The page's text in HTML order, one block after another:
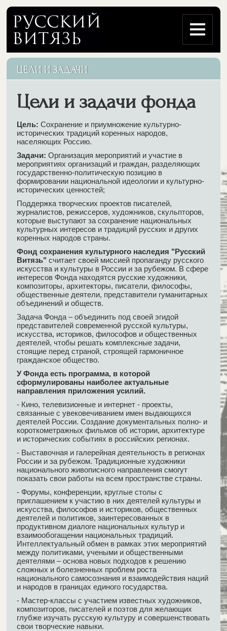
ЦЕЛИ И ЗАДАЧИ
Цели и задачи фонда
Цель: Сохранение и приумножение культурно-
исторических традиций коренных народов,
населяющих Россию.
Задачи: Организация мероприятий и участие в
мероприятиях организаций и граждан, разделяющих
государственно-политическую позицию в
формировании национальной идеологии и культурно-
исторических ценностей;
Поддержка творческих проектов писателей,
журналистов, режиссеров, художников, скульпторов,
которые выступают за сохранение национальных
культурных интересов и традиций русских и других
коренных народов страны.
Фонд сохранения культурного наследия "Русский
Витязь" считает своей миссией пропаганду русского
искусства и культуры в России и за рубежом. В сфере
интересов Фонда находятся русские художники,
композиторы, архитекторы, писатели, философы,
общественные деятели, представители гуманитарных
объединений и обществ.
Задача Фонда – объединить под своей эгидой
представителей современной русской культуры,
искусства, историков, философов и общественных
деятелей, чтобы решать комплексные задачи,
стоящие перед страной, строящей гармоничное
гражданское общество.
У Фонда есть программа, в которой
сформулированы наиболее актуальные
направления приложения усилий.
- Кино, телевизионные и интернет - проекты,
связанные с увековечиванием имен выдающихся
деятелей России. Создание документальных полно- и
короткометражных фильмов об истории, архитектуре
и исторических событиях в российских регионах.
- Выставочная и галерейная деятельность в регионах
России и за рубежом. Традиционные художники
национального живописного направления смогут
показать свои работы на всем пространстве страны.
- Форумы, конференции, круглые столы с
приглашением к участию в них деятелей культуры и
искусства, философов и историков, общественных
деятелей и политиков, заинтересованных в
продуктивном диалоге национальных культур и
взаимообогащении национальных традиций.
Интеллектуальный обмен в рамках этих мероприятий
между политиками, учеными и общественными
деятелями – основа новых подходов к решению
сложных и болезненных проблем роста
национального самосознания и взаимодействия наций
и народов в границах единого государства.
- Мастер-классы с участием известных художников,
композиторов, писателей и поэтов для желающих
глубже изучать русскую культуру и совершенствовать
свои творческие навыки.